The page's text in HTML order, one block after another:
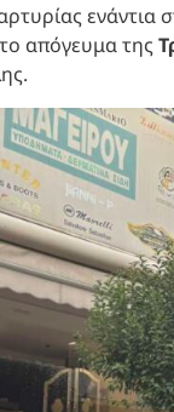
απόγευμα της